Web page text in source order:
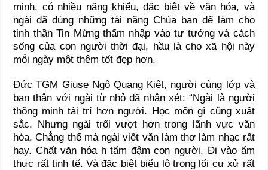
minh, có nhiều năng khiếu, đặc biệt về văn hóa, và
ngài đã dùng những tài năng Chúa ban để làm cho
tinh thần Tin Mừng thấm nhập vào tư tưởng và cách
sống của con người thời đại, hầu là cho xã hội này
mỗi ngày một thêm tốt đẹp hơn.
Đức TGM Giuse Ngô Quang Kiệt, người cùng lớp và
bạn thân với ngài từ nhỏ đã nhận xét: “Ngài là người
thông minh tài trí hơn người. Học môn gì cũng xuất
sắc. Nhưng ngài trổi vượt hơn trong lãnh vực văn
hóa. Chẳng thế mà ngài viết văn làm thơ làm nhạc rất
hay. Chất văn hóa h tấm đậm con người. Đi vào ẩm
thực rất tinh tế. Và đặc biệt biểu lộ trong lối cư xử rất